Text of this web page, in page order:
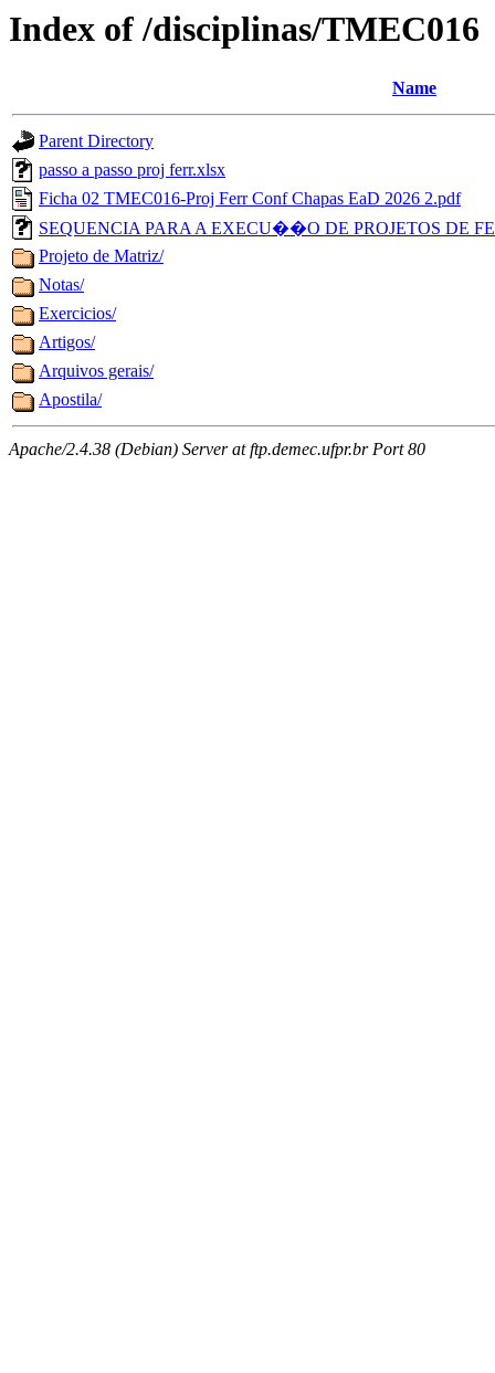
Index of /disciplinas/TMEC016
Name
Parent Directory
passo a passo proj ferr.xlsx
Ficha 02 TMEC016-Proj Ferr Conf Chapas EaD 2026 2.pdf
SEQUENCIA PARA A EXECU��O DE PROJETOS DE
Projeto de Matriz/
Notas/
Exercicios/
Artigos/
Arquivos gerais/
Apostila/
Apache/2.4.38 (Debian) Server at ftp.demec.ufpr.br Port 80